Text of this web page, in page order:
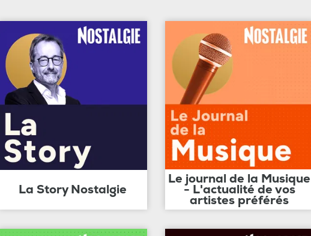
La Story Nostalgie
Le journal de la Musique
- L'actualité de vos
artistes préférés